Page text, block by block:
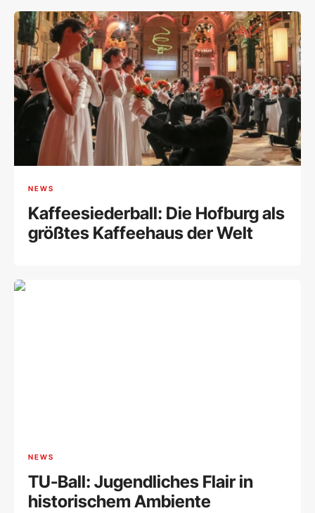
NEWS
Kaffeesiederball: Die Hofburg als
größtes Kaffeehaus der Welt
NEWS
TU-Ball: Jugendliches Flair in
historischem Ambiente